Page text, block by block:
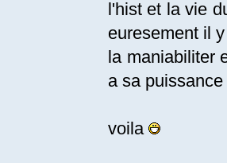
l'hist et la vie
euresement il
la maniabiliter
a sa
voila